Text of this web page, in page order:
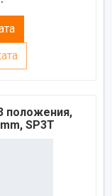
положения,
SP3T